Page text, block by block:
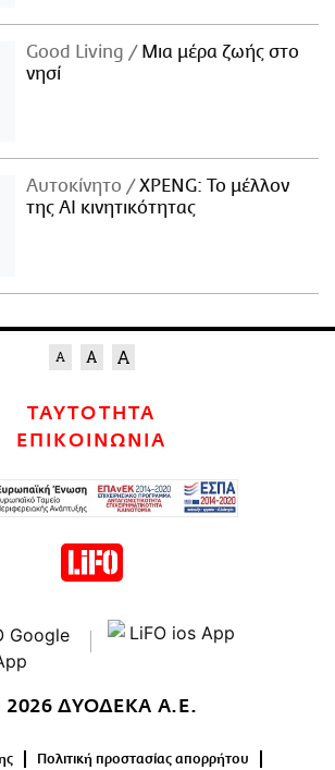
Good Living
Μια μέρα ζωής στο
νησί
Αυτοκίνητο
XPENG: Το μέλλον
της AI κινητικότητας
ΤΑΥΤΟΤΗΤΑ
ΕΠΙΚΟΙΝΩΝΙΑ
2026 ΔΥΟΔΕΚΑ Α.Ε.
Πολιτική προστασίας απορρήτου